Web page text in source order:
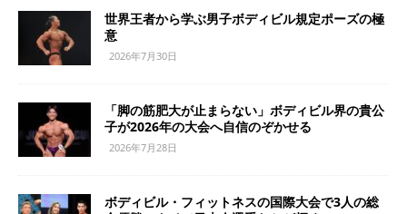
世界王者から学ぶ男子ボディビル規定ポーズの極
意
2026年7月30日
「脚の筋肥大が止まらない」ボディビル界の貴公
子が2026年の大会へ自信のぞかせる
2026年7月28日
ボディビル・フィットネスの国際大会で3人の総